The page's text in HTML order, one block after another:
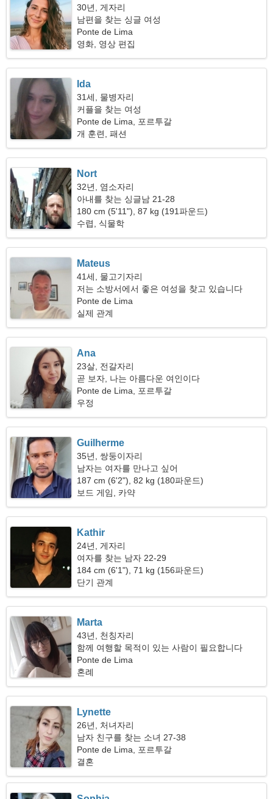
30년, 게자리
남편을 찾는 싱글 여성
Ponte de Lima
영화, 영상 편집
Ida
31세, 물병자리
커플을 찾는 여성
Ponte de Lima, 포르투갈
개 훈련, 패션
Nort
32년, 염소자리
아내를 찾는 싱글남 21-28
180 cm (5'11"), 87 kg (191파운드)
수렵, 식물학
Mateus
41세, 물고기자리
저는 소방서에서 좋은 여성을 찾고 있습니다
Ponte de Lima
실제 관계
Ana
23살, 전갈자리
곧 보자, 나는 아름다운 여인이다
Ponte de Lima, 포르투갈
우정
Guilherme
35년, 쌍둥이자리
남자는 여자를 만나고 싶어
187 cm (6'2"), 82 kg (180파운드)
보드 게임, 카약
Kathir
24년, 게자리
여자를 찾는 남자 22-29
184 cm (6'1"), 71 kg (156파운드)
단기 관계
Marta
43년, 천칭자리
함께 여행할 목적이 있는 사람이 필요합니다
Ponte de Lima
혼례
Lynette
26년, 처녀자리
남자 친구를 찾는 소녀 27-38
Ponte de Lima, 포르투갈
결혼